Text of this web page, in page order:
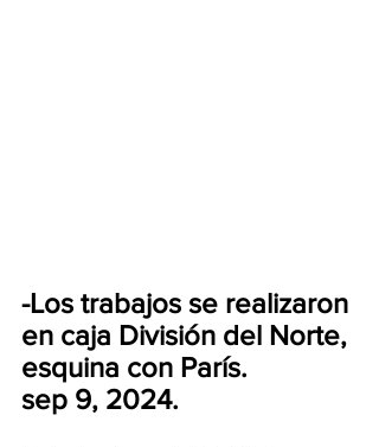
-Los trabajos se realizaron
en caja División del Norte,
esquina con París.
sep 9, 2024.